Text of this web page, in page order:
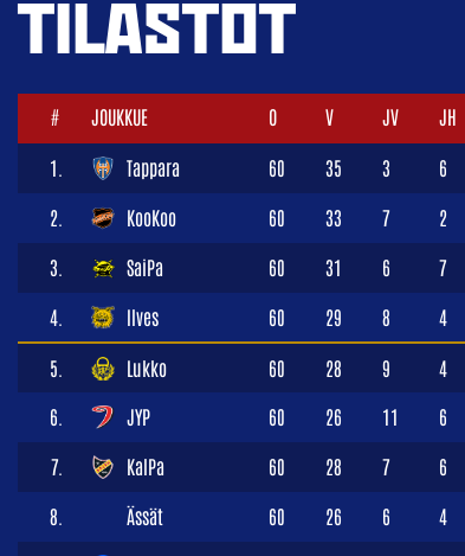
TILASTOT
# JOUKKUE O V JV JH
1. Tappara 60 35 3 6
2. KooKoo 60 33 7 2
3. SaiPa 60 31 6 7
4. Ilves 60 29 8 4
5. Lukko 60 28 9 4
6. JYP 60 26 11 6
7. KalPa 60 28 7 6
8. Ässät 60 26 6 4